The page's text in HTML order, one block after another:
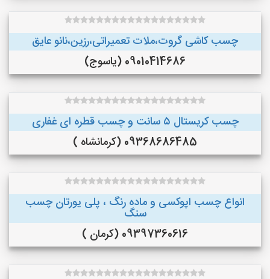
چسب کاشی گروت،ملات تعمیراتی،رزین،نانو عایق
09010414686 (یاسوج)
چسب کریستال ۵ سانت و چسب قطره ای غفاری
09368686485 (کرمانشاه )
انواع چسب اپوکسی و ماده رنگ ، پلی یورتان چسب
سنگ
09397360616 (کرمان )